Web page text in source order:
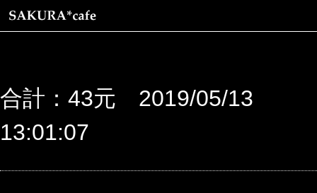
合計：43元 2019/05/13
13:01:07